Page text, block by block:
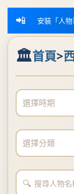
📲 安裝「人物
首頁>
選擇時期
選擇分類